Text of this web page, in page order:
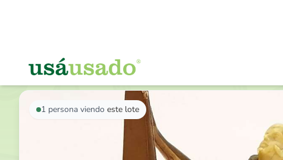
VOLVER AL LISTADO
1 persona viendo este lote